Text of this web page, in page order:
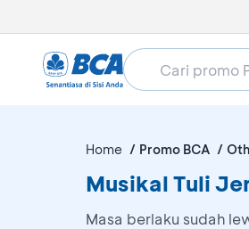
Home Promo BCA
Musikal Tuli
Masa berlaku sudah